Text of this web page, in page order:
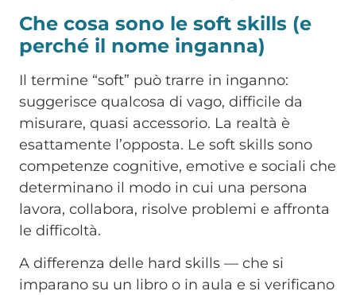
Che cosa sono le soft skills (e
perché il nome inganna)
Il termine “soft” può trarre in inganno:
suggerisce qualcosa di vago, difficile da
misurare, quasi accessorio. La realtà è
esattamente l’opposta. Le soft skills sono
competenze cognitive, emotive e sociali che
determinano il modo in cui una persona
lavora, collabora, risolve problemi e affronta
le difficoltà.
A differenza delle hard skills — che si
imparano su un libro o in aula e si verificano
Estate smart, HR smart
SCONTO ESCLUSIVO
Se attivi il piano annuale entro il
31 agosto
Contattaci subito per maggiori informazioni